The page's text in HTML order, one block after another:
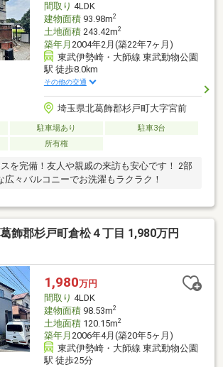
間取り 4LDK
建物面積93.98m2
土地面積243.42m2
築年月 2004年2月(築22年7ヶ月)
東武伊勢崎・大師線 東武動物公園
駅 徒歩8.0km
その他の交通
埼玉県北葛飾郡杉戸町大字宮前
駐車場あり
駐車3台
所有権
を完備！友人や親戚の来訪も安心です！ 2部
広々バルコニーでお洗濯もラクラク！
飾郡杉戸町倉松４丁目 1,980万円
1,980万円
間取り 4LDK
建物面積98.53m2
土地面積120.15m2
築年月 2006年4月(築20年5ヶ月)
東武伊勢崎・大師線 東武動物公園
駅 徒歩25分